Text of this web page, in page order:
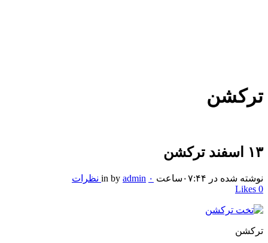
ترکشن
۱۳ اسفند ترکشن
نوشته شده در ۰۷:۴۴ساعت in by admin ۰ نظرات
0
ترکشن